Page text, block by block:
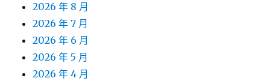
2026 年 8 月
2026 年 7 月
2026 年 6 月
2026 年 5 月
2026 年 4 月